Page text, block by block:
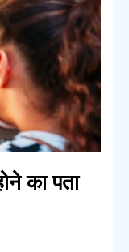
का पता